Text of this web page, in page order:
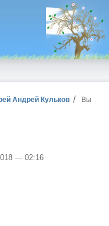
Андрей Кульков
Вы
— 02:16